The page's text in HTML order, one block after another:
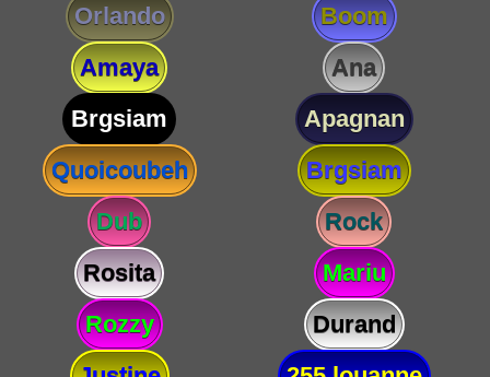
Orlando
Boom
Amaya
Ana
Brgsiam
Apagnan
Quoicoubeh
Brgsiam
Dub
Rock
Rosita
Mariu
Rozzy
Durand